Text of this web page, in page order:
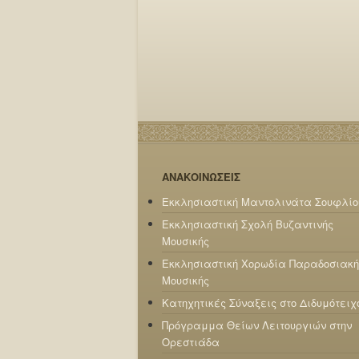
ΑΝΑΚΟΙΝΩΣΕΙΣ
Εκκλησιαστική Μαντολινάτα
Εκκλησιαστική Σχολή Βυζαντινής
Μουσικής
Εκκλησιαστική Χορωδία
Μουσικής
Κατηχητικές Σύναξεις στο
Πρόγραμμα Θείων Λειτουργιών στην
Ορεστιάδα